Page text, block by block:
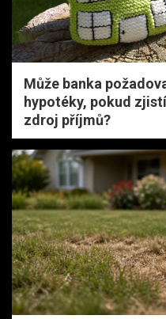
Může banka
hypotéky, pokud
zdroj příjmů?